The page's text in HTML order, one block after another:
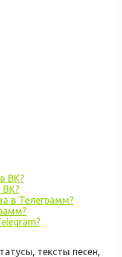
ВК?
ВК?
в Телеграмм?
тексты песен,